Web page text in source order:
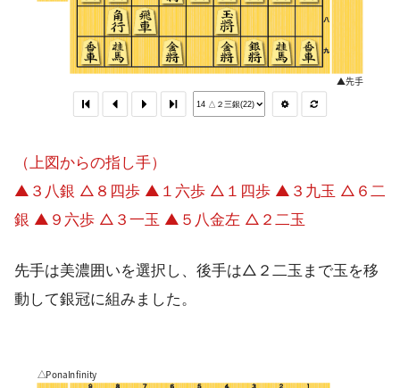
（上図からの指し手）
▲３八銀 △８四歩 ▲１六歩 △１四歩 ▲３九玉 △６二
銀 ▲９六歩 △３一玉 ▲５八金左 △２二玉
先手は美濃囲いを選択し、後手は△２二玉まで玉を移
動して銀冠に組みました。